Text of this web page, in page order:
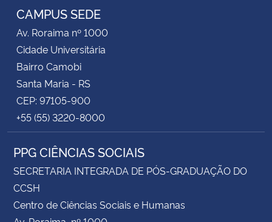
CAMPUS SEDE
Av. Roraima nº 1000
Cidade Universitária
Bairro Camobi
Santa Maria - RS
CEP: 97105-900
+55 (55) 3220-8000
PPG CIÊNCIAS SOCIAIS
SECRETARIA INTEGRADA DE PÓS-GRADUAÇÃO DO
CCSH
Centro de Ciências Sociais e Humanas